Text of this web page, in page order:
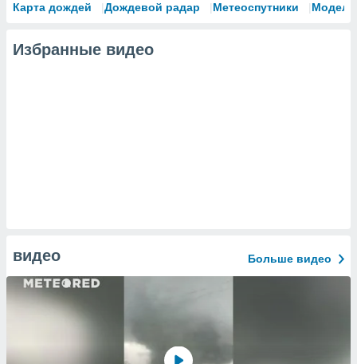
Карта дождей Дождевой радар Метеоспутники Модели
Избранные видео
видео Больше видео